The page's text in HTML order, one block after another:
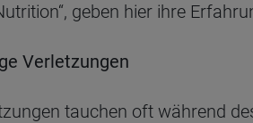
geben hier ihre
Verletzungen
tauchen oft während